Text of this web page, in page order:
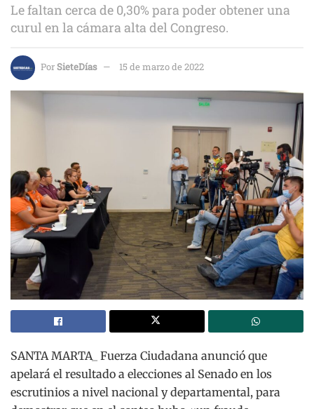
Le faltan cerca de 0,30% para poder obtener una
curul en la cámara alta del Congreso.
PorSieteDías 15 de marzo de 2022
SANTA MARTA_ Fuerza Ciudadana anunció que
apelará el resultado a elecciones al Senado en los
escrutinios a nivel nacional y departamental, para